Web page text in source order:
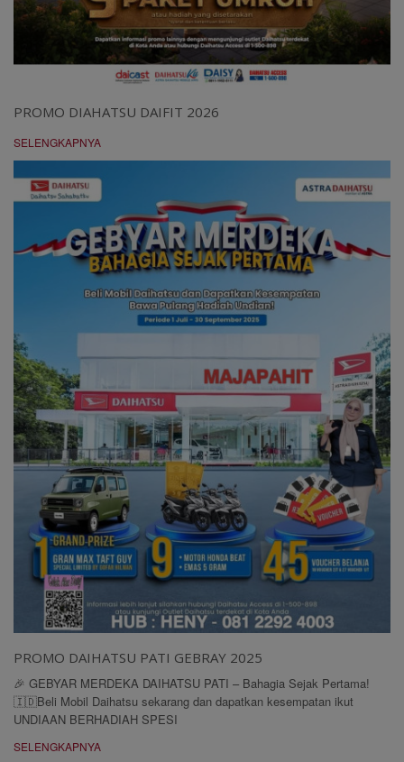
PROMO DIAHATSU DAIFIT 2026
SELENGKAPNYA
PROMO DAIHATSU PATI GEBRAY 2025
🎉 GEBYAR MERDEKA DAIHATSU PATI – Bahagia Sejak Pertama!
🇮🇩Beli Mobil Daihatsu sekarang dan dapatkan kesempatan ikut
UNDIAAN BERHADIAH SPESI
SELENGKAPNYA